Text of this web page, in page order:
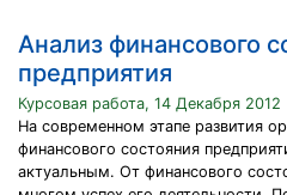
Анализ финансового
предприятия
Курсовая работа, 14 Декабря 2012
На современном этапе развития
финансового состояния
актуальным. От финансового